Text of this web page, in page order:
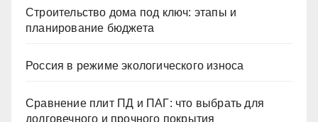
Строительство дома под ключ: этапы и
планирование бюджета
Россия в режиме экологического износа
Сравнение плит ПД и ПАГ: что выбрать для
долговечного и прочного покрытия